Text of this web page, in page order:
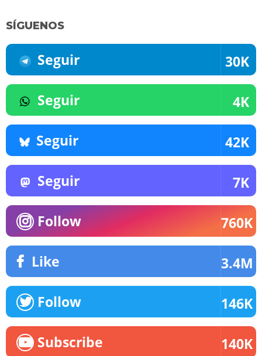
SÍGUENOS
Seguir 30K
Seguir 4K
Seguir 42K
Seguir 7K
Follow 760K
Like 3.4M
Follow 146K
Subscribe 140K